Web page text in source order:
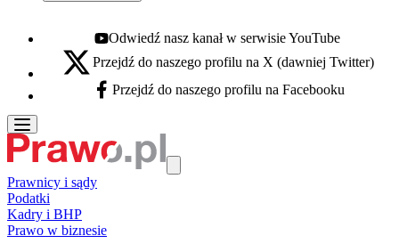
Youtube - otwiera się w nowej karcie
Odwiedź nasz kanał w serwisie YouTube
X - otwiera się w nowej karcie
Przejdź do naszego profilu na X (dawniej Twitter)
Facebook - otwiera się w nowej karcie
Przejdź do naszego profilu na Facebooku
Prawnicy i sądy
Podatki
Kadry i BHP
Prawo w biznesie